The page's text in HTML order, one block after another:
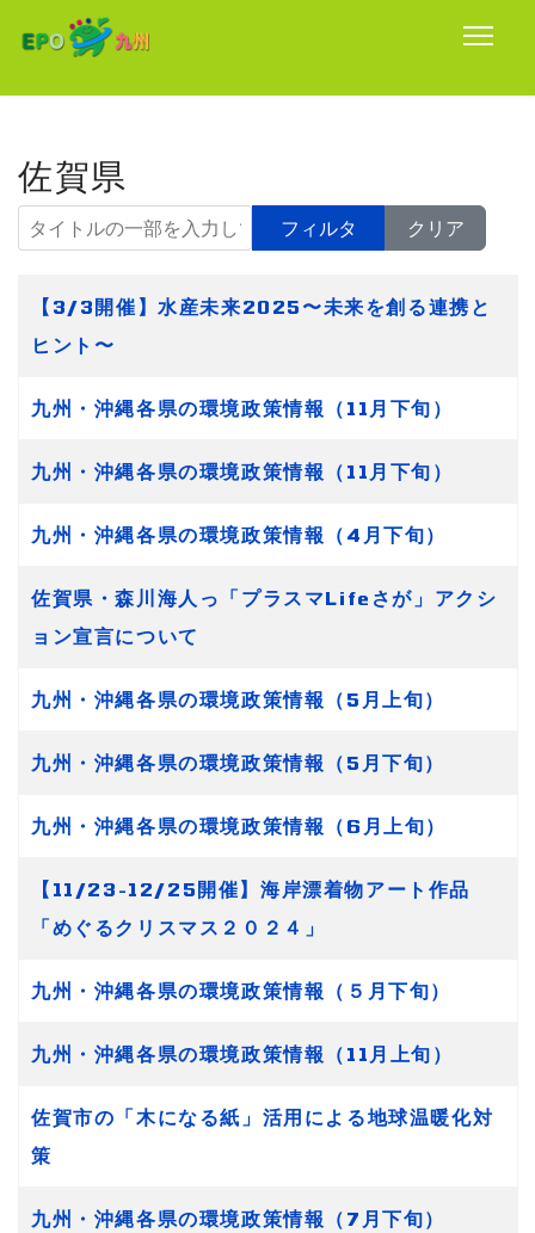
佐賀県
タイトルの一部を入力してください
フィルタ クリア
タイトル
【3/3開催】水産未来2025〜未来を創る連携と
ヒント〜
九州・沖縄各県の環境政策情報（11月下旬）
九州・沖縄各県の環境政策情報（11月下旬）
九州・沖縄各県の環境政策情報（4月下旬）
佐賀県・森川海人っ「プラスマLifeさが」アクシ
ョン宣言について
九州・沖縄各県の環境政策情報（5月上旬）
九州・沖縄各県の環境政策情報（5月下旬）
九州・沖縄各県の環境政策情報（6月上旬）
【11/23-12/25開催】海岸漂着物アート作品
「めぐるクリスマス２０２４」
九州・沖縄各県の環境政策情報（５月下旬）
九州・沖縄各県の環境政策情報（11月上旬）
佐賀市の「木になる紙」活用による地球温暖化対
策
九州・沖縄各県の環境政策情報（7月下旬）